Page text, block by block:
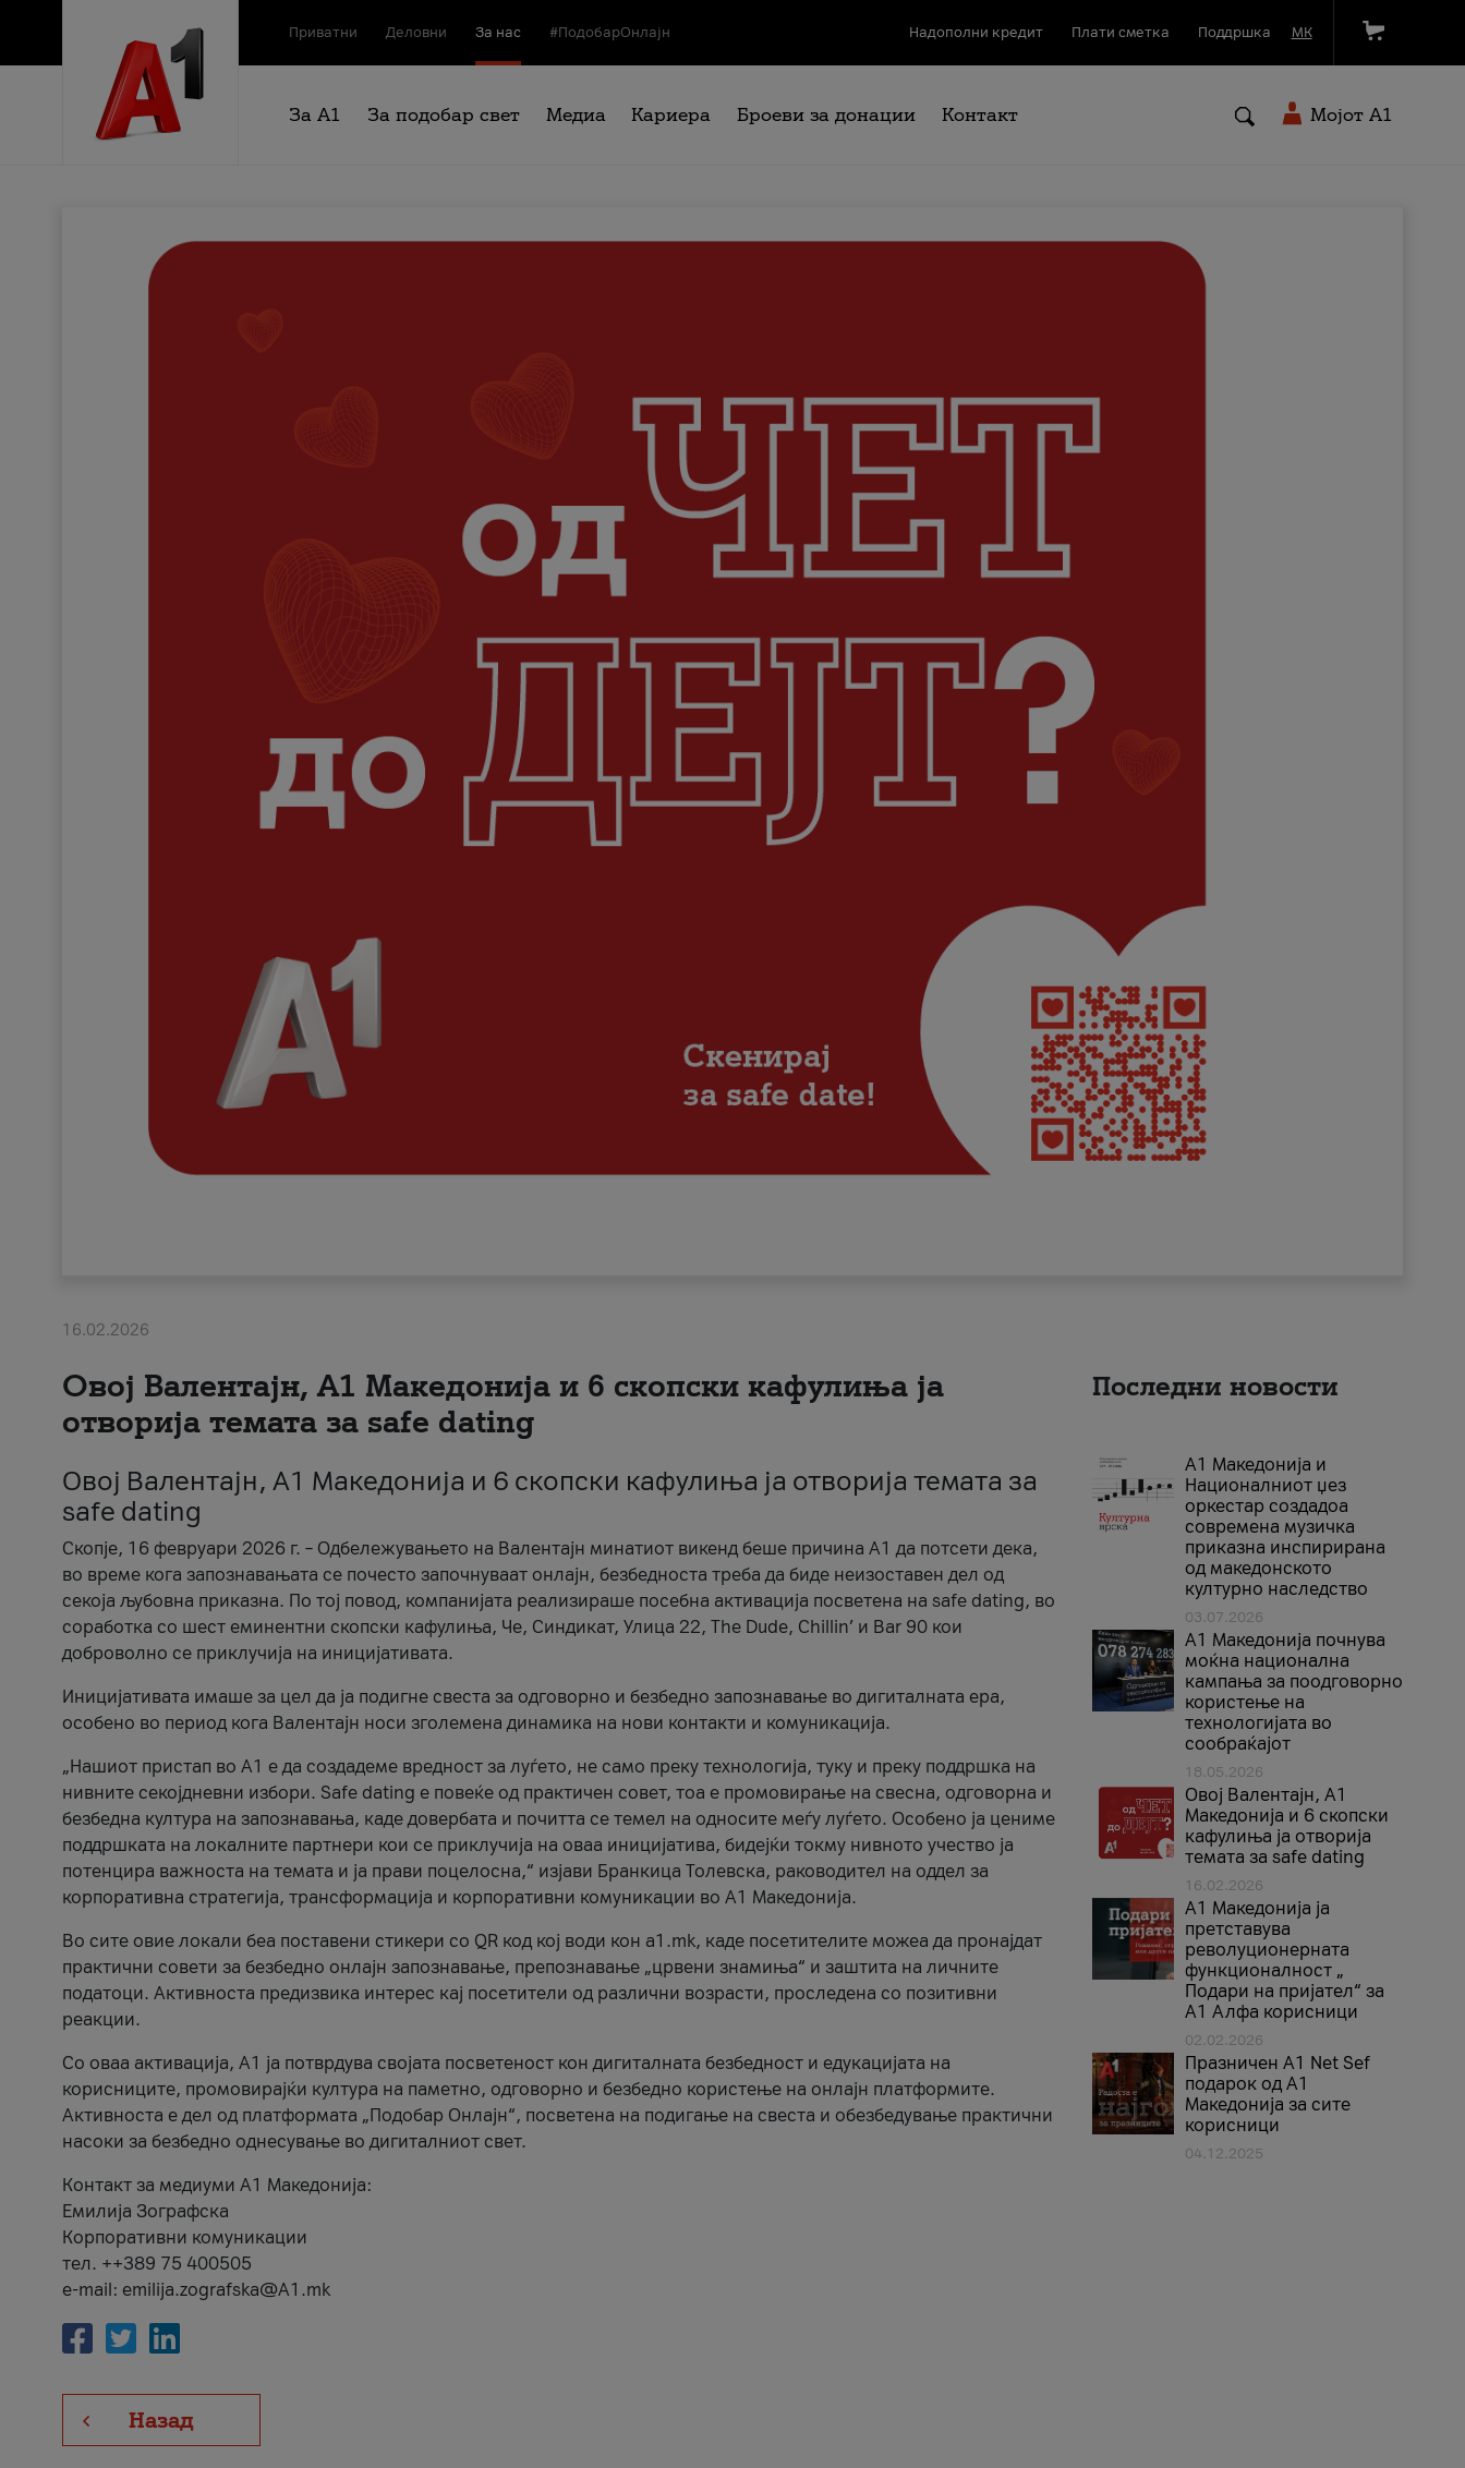
Приватни Деловни За нас #ПодобарОнлајн Надополни кредит Плати сметка Поддршка МК
За А1 За подобар свет Медиа Кариера Броеви за донации Контакт Мојот A1
16.02.2026
Овој Валентајн, A1 Македонија и 6 скопски кафулиња ја
отворија темата за safe dating
Овој Валентајн, A1 Македонија и 6 скопски кафулиња ја отворија темата за
safe dating
Скопје, 16 февруари 2026 г. – Одбележувањето на Валентајн минатиот викенд беше причина А1 да потсети дека,
во време кога запознавањата се почесто започнуваат онлајн, безбедноста треба да биде неизоставен дел од
секоја љубовна приказна. По тој повод, компанијата реализираше посебна активација посветена на safe dating, во
соработка со шест еминентни скопски кафулиња, Че, Синдикат, Улица 22, The Dude, Chillin’ и Bar 90 кои
доброволно се приклучија на иницијативата.
Иницијативата имаше за цел да ја подигне свеста за одговорно и безбедно запознавање во дигиталната ера,
особено во период кога Валентајн носи зголемена динамика на нови контакти и комуникација.
„Нашиот пристап во А1 е да создадеме вредност за луѓето, не само преку технологија, туку и преку поддршка на
нивните секојдневни избори. Safe dating е повеќе од практичен совет, тоа е промовирање на свесна, одговорна и
безбедна култура на запознавања, каде довербата и почитта се темел на односите меѓу луѓето. Особено ја цениме
поддршката на локалните партнери кои се приклучија на оваа иницијатива, бидејќи токму нивното учество ја
потенцира важноста на темата и ја прави поцелосна,“ изјави Бранкица Толевска, раководител на оддел за
корпоративна стратегија, трансформација и корпоративни комуникации во А1 Македонија.
Во сите овие локали беа поставени стикери со QR код кој води кон a1.mk, каде посетителите можеа да пронајдат
практични совети за безбедно онлајн запознавање, препознавање „црвени знамиња“ и заштита на личните
податоци. Активноста предизвика интерес кај посетители од различни возрасти, проследена со позитивни
реакции.
Со оваа активација, А1 ја потврдува својата посветеност кон дигиталната безбедност и едукацијата на
корисниците, промовирајќи култура на паметно, одговорно и безбедно користење на онлајн платформите.
Активноста е дел од платформата „Подобар Онлајн“, посветена на подигање на свеста и обезбедување практични
насоки за безбедно однесување во дигиталниот свет.
Контакт за медиуми А1 Македонија:
Емилија Зографска
Корпоративни комуникации
тел. ++389 75 400505
e-mail: emilija.zografska@A1.mk
Назад
Последни новости
А1 Македонија и
Националниот џез
оркестар создадоа
современа музичка
приказна инспирирана
од македонското
културно наследство
03.07.2026
A1 Македонија почнува
моќна национална
кампања за поодговорно
користење на
технологијата во
сообраќајот
18.05.2026
Овој Валентајн, A1
Македонија и 6 скопски
кафулиња ја отворија
темата за safe dating
16.02.2026
А1 Македонија ја
претставува
револуционерната
функционалност „
Подари на пријател“ за
А1 Алфа корисници
02.02.2026
Празничен A1 Net Sеf
подарок од А1
Македонија за сите
корисници
04.12.2025